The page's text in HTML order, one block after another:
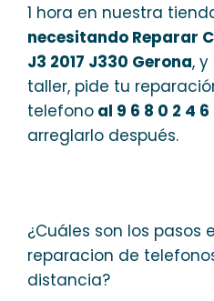
1 hora en nuestra
necesitando Reparar
J3 2017 J330 Gerona,
taller, pide tu
telefono al 9 6 8 0 2 4 6
arreglarlo después.
¿Cuáles son los pasos
reparacion de
distancia?